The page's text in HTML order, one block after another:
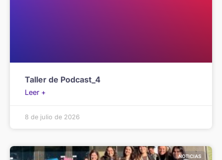
Taller de Podcast_4
Leer +
8 de julio de 2026
NOTICIAS